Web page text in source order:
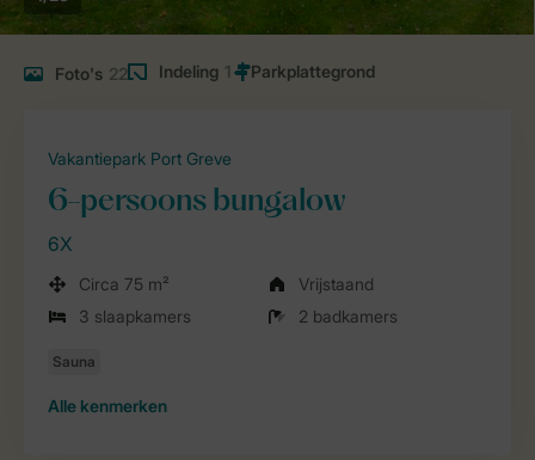
Foto's 22 Indeling 1
Vakantiepark Port Greve
6-persoons bungalow
6X
Circa 75 m²
Vrijstaand
3 slaapkamers
2 badkamers
Alle kenmerken